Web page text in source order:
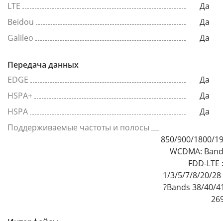
LTE
Да
Beidou
Да
Galileo
Да
Передача данных
EDGE
Да
HSPA+
Да
HSPA
Да
Поддерживаемые частоты и полосы
850/900/1800/
WCDMA:
FDD-
1/3/5/7/8/20/28
?Bands 38/40/